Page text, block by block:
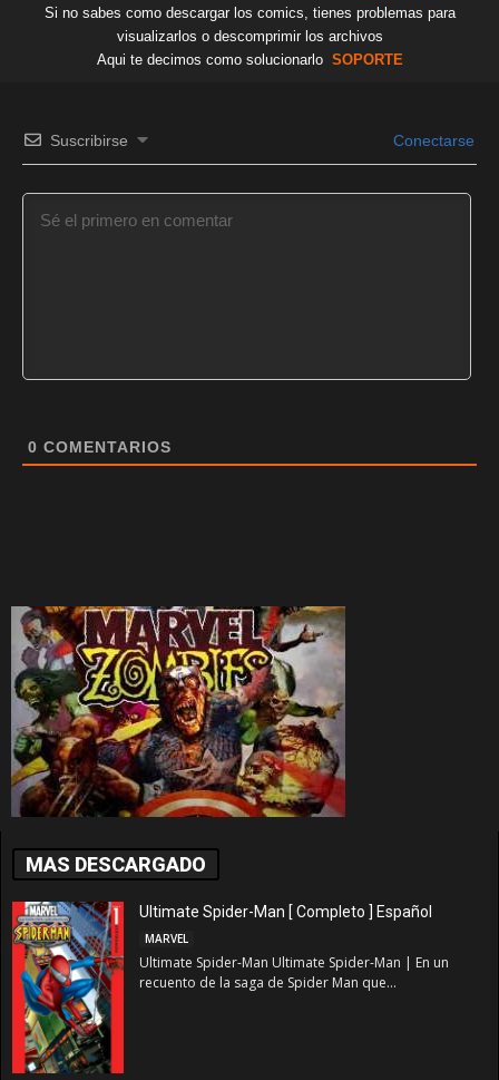
Si no sabes como descargar los comics, tienes problemas para
visualizarlos o descomprimir los archivos
Aqui te decimos como solucionarlo SOPORTE
Suscribirse Conectarse
0 COMENTARIOS
MAS DESCARGADO
Ultimate Spider-Man [ Completo ] Español
MARVEL
Ultimate Spider-Man Ultimate Spider-Man | En un
recuento de la saga de Spider Man que...